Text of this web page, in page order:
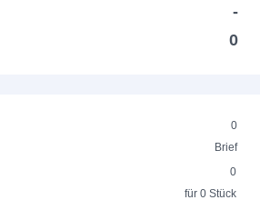
-
0
0
Brief
0
für 0 Stück